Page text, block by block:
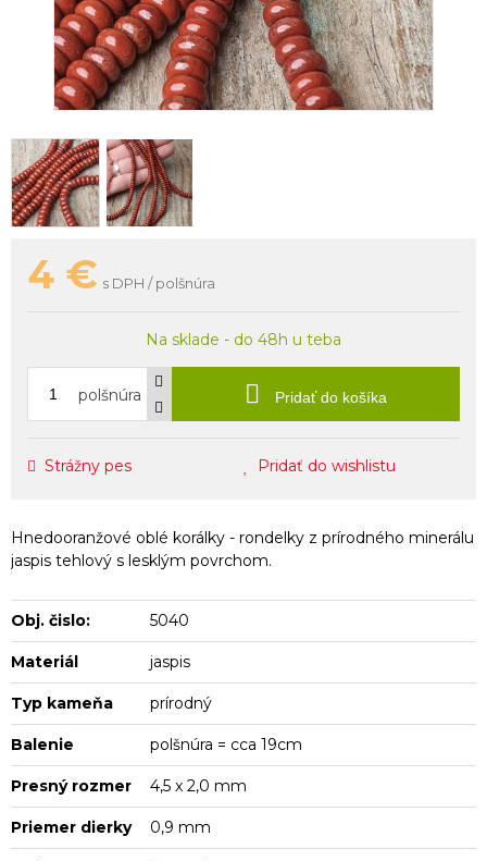
4 € s DPH / polšnúra
Na sklade - do 48h u teba
polšnúra Pridať do košíka
Strážny pes Pridať do wishlistu
Hnedooranžové oblé korálky - rondelky z prírodného minerálu
jaspis tehlový s lesklým povrchom.
Obj. čislo: 5040
Materiál jaspis
Typ kameňa prírodný
Balenie polšnúra = cca 19cm
Presný rozmer 4,5 x 2,0 mm
Priemer dierky 0,9 mm